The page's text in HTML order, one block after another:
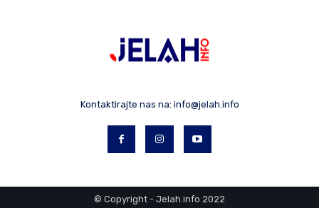
Kontaktirajte nas na: info@jelah.info
© Copyright - Jelah.info 2022